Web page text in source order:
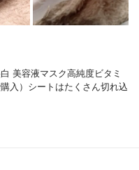
美容液マスク高純度ビタミ
入）⁡シートはたくさん切れ込